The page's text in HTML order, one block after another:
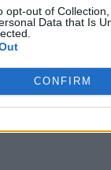
opt-out of
Data that Is
CONFIRM